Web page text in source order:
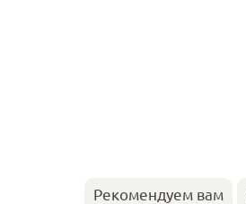
Рекомендуем вам